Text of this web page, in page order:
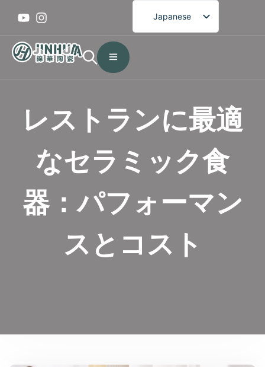
Japanese
English
Portuguese
Arabic
レストランに最適
なセラミック食
器：パフォーマン
スとコスト